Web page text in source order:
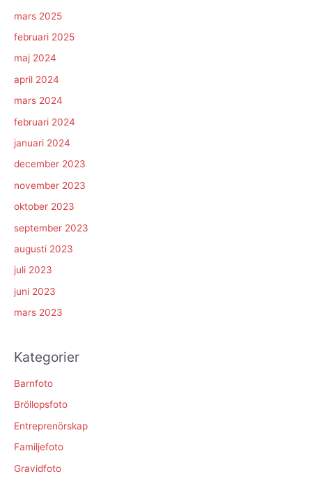
mars 2025
februari 2025
maj 2024
april 2024
mars 2024
februari 2024
januari 2024
december 2023
november 2023
oktober 2023
september 2023
augusti 2023
juli 2023
juni 2023
mars 2023
Kategorier
Barnfoto
Bröllopsfoto
Entreprenörskap
Familjefoto
Gravidfoto